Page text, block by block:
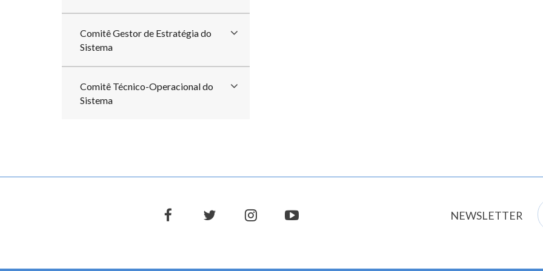
Comitê Gestor de Estratégia do
Sistema
Comitê Técnico-Operacional do
Sistema
facebooktwitter instagramyoutube NEWSLETTER